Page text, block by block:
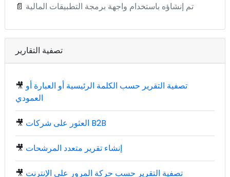
📄 تم إنشاؤه باستخدام واجهة برمجة التطبيقات المالية
تصفية التقارير
🎥 تصفية التقرير حسب الكلمة الرئيسية أو العبارة أو
العمودي
🎥 العثور على شركات B2B
🎥 إنشاء تقرير متعدد المرشحات
🎥 تصفية التقرير حسب حركة المرور على الإنترنت